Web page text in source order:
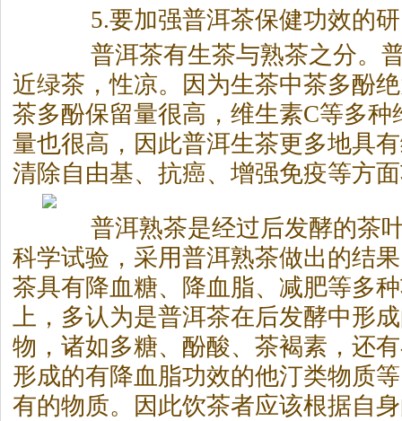
5.要加强普洱茶保健功效的
普洱茶有生茶与熟茶之分。
近绿茶，性凉。因为生茶中茶多酚
茶多酚保留量很高，维生素C等多种
量也很高，因此普洱生茶更多地具
清除自由基、抗癌、增强免疫等方
普洱熟茶是经过后发酵的茶叶
科学试验，采用普洱熟茶做出的结
茶具有降血糖、降血脂、减肥等多
上，多认为是普洱茶在后发酵中形
物，诸如多糖、酚酸、茶褐素，还
形成的有降血脂功效的他汀类物质
有的物质。因此饮茶者应该根据自